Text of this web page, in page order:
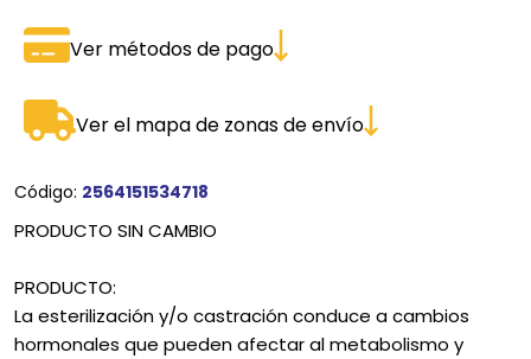
Ver métodos de pago
Ver el mapa de zonas de envío
Código: 2564151534718
PRODUCTO SIN CAMBIO
PRODUCTO:
La esterilización y/o castración conduce a cambios
hormonales que pueden afectar al metabolismo y